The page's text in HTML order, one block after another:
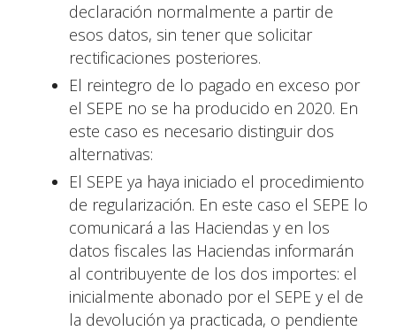
declaración normalmente a partir de
esos datos, sin tener que solicitar
rectificaciones posteriores.
El reintegro de lo pagado en exceso por
el SEPE no se ha producido en 2020. En
este caso es necesario distinguir dos
alternativas:
El SEPE ya haya iniciado el procedimiento
de regularización. En este caso el SEPE lo
comunicará a las Haciendas y en los
datos fiscales las Haciendas informarán
al contribuyente de los dos importes: el
inicialmente abonado por el SEPE y el de
la devolución ya practicada, o pendiente